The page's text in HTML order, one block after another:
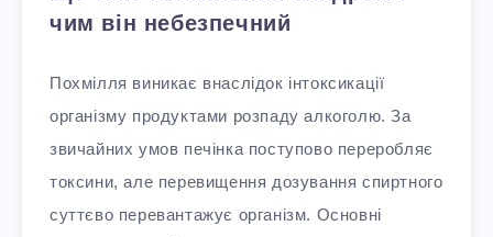
чим він небезпечний
Похмілля виникає внаслідок інтоксикації
організму продуктами розпаду алкоголю. За
звичайних умов печінка поступово переробляє
токсини, але перевищення дозування спиртного
суттєво перевантажує організм. Основні